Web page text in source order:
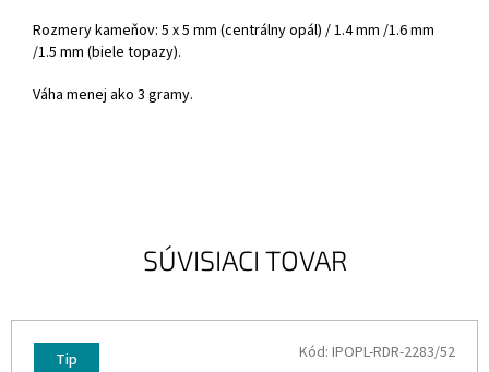
SÚVISIACI TOVAR
Tip Kód: IPOPL-RDR-2283/52
Rozmery kameňov: 5 x 5 mm (centrálny opál) / 1.4 mm /1.6 mm
/1.5 mm (biele topazy).
Váha menej ako 3 gramy.